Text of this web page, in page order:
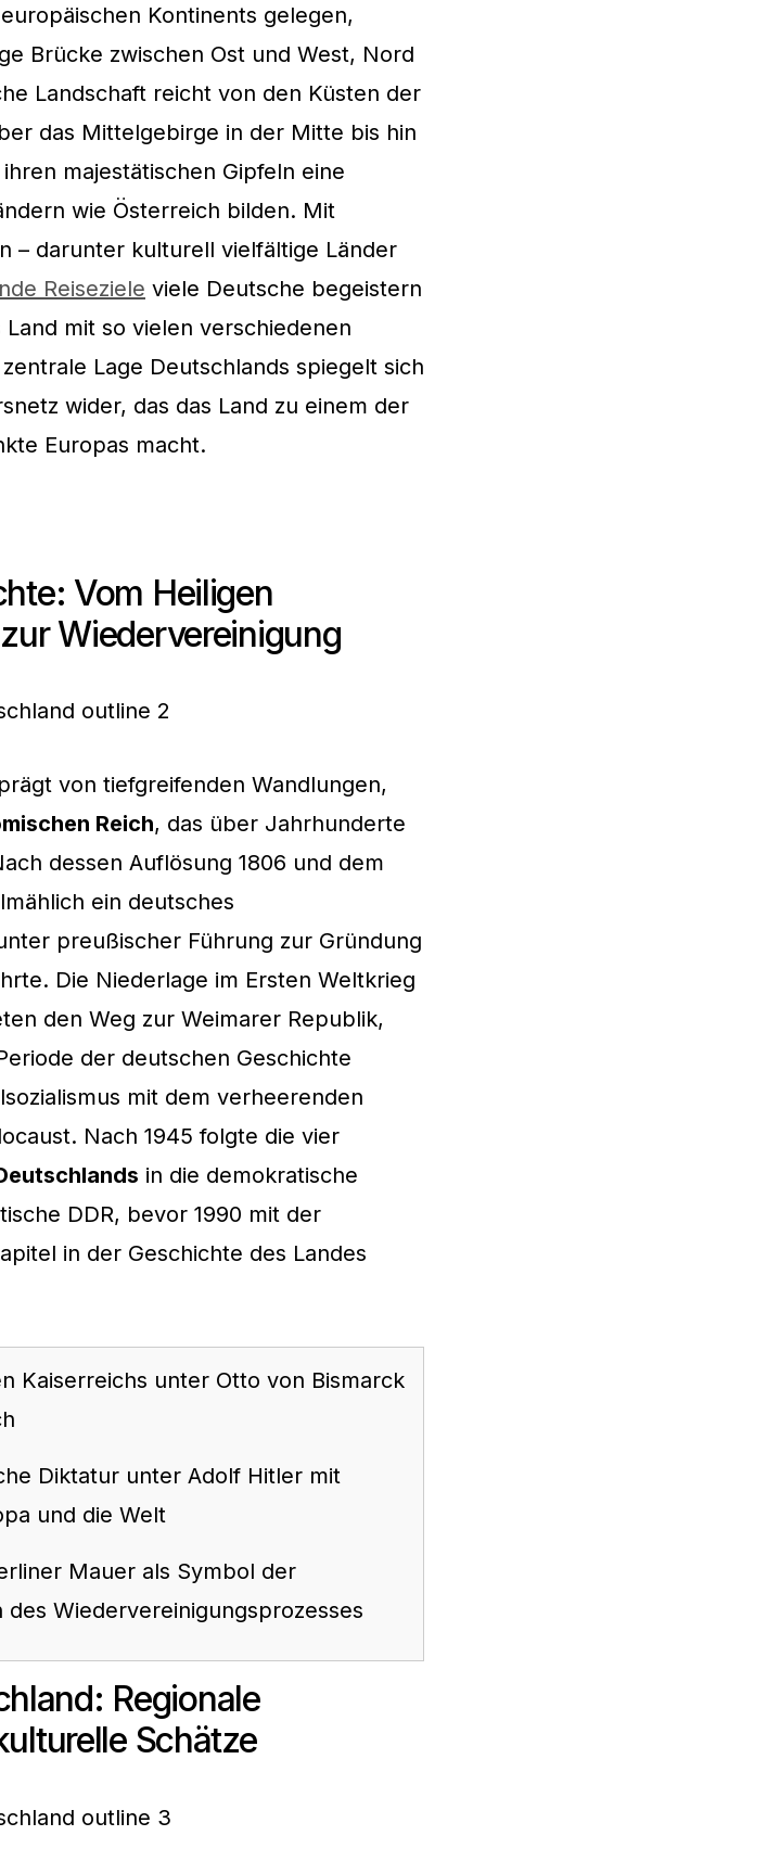
Kontinents gelegen,
Brücke zwischen Ost und West, Nord
Landschaft reicht von den Küsten der
das Mittelgebirge in der Mitte bis hin
majestätischen Gipfeln eine
wie Österreich bilden. Mit
– darunter kulturell vielfältige Länder
Reiseziele viele Deutsche begeistern
mit so vielen verschiedenen
Lage Deutschlands spiegelt sich
wider, das das Land zu einem der
Europas macht.
Vom Heiligen
Wiedervereinigung
von tiefgreifenden Wandlungen,
Reich, das über Jahrhunderte
dessen Auflösung 1806 und dem
ein deutsches
preußischer Führung zur Gründung
Die Niederlage im Ersten Weltkrieg
den Weg zur Weimarer Republik,
der deutschen Geschichte
mit dem verheerenden
Nach 1945 folgte die vier
in die demokratische
DDR, bevor 1990 mit der
in der Geschichte des Landes
Kaiserreichs unter Otto von Bismarck
Diktatur unter Adolf Hitler mit
und die Welt
Mauer als Symbol der
Wiedervereinigungsprozesses
Regionale
Schätze